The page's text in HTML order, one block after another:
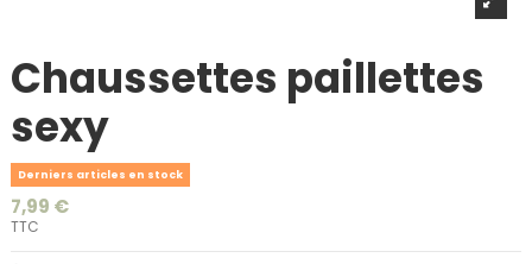
Chaussettes paillettes
sexy
Derniers articles en stock
7,99 €
TTC